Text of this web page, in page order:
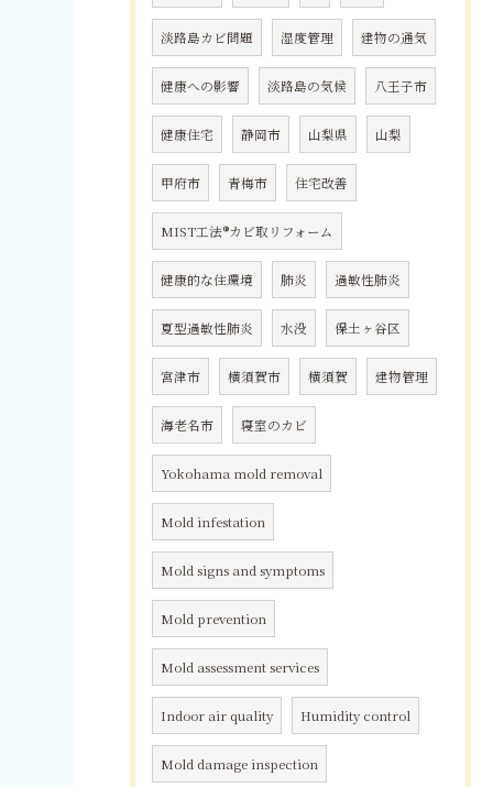
淡路島カビ問題 湿度管理 建物の通気
健康への影響 淡路島の気候 八王子市
健康住宅 静岡市 山梨県 山梨
甲府市 青梅市 住宅改善
MIST工法®カビ取リフォーム
健康的な住環境 肺炎 過敏性肺炎
夏型過敏性肺炎 水没 保土ヶ谷区
宮津市 横須賀市 横須賀 建物管理
海老名市 寝室のカビ
Yokohama mold removal
Mold infestation
Mold signs and symptoms
Mold prevention
Mold assessment services
Indoor air quality Humidity control
Mold damage inspection